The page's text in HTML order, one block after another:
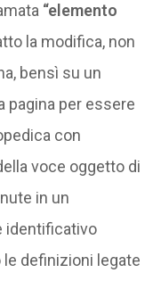
“elemento
la modifica, non
bensì su un
pagina per essere
con
voce oggetto di
in un
identificativo
definizioni legate